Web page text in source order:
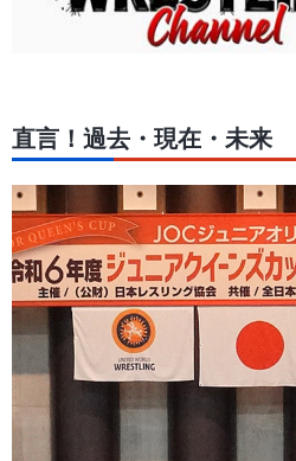
直言！過去・現在・未来